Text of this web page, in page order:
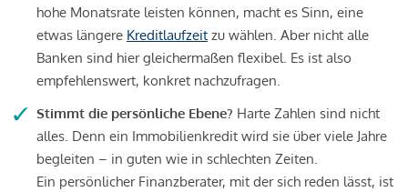
hohe Monatsrate leisten können, macht es Sinn, eine
etwas längere Kreditlaufzeit zu wählen. Aber nicht alle
Banken sind hier gleichermaßen flexibel. Es ist also
empfehlenswert, konkret nachzufragen.
Stimmt die persönliche Ebene? Harte Zahlen sind nicht
alles. Denn ein Immobilienkredit wird sie über viele Jahre
begleiten – in guten wie in schlechten Zeiten.
Ein persönlicher Finanzberater, mit der sich reden lässt, ist